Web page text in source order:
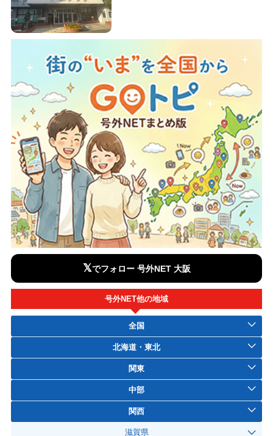
𝕏でフォロー 号外NET 大阪
号外NET他の地域
全国
北海道・東北
関東
中部
関西
滋賀県